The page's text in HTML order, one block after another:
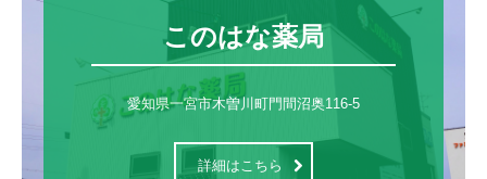
このはな薬局
愛知県一宮市木曽川町門間沼奥116-5
詳細はこちら